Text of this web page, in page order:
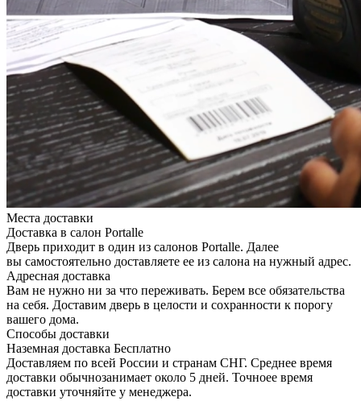
Места доставки
Доставка в салон Portalle
Дверь приходит в один из салонов Portalle. Далее
вы самостоятельно доставляете ее из салона на нужный адрес.
Адресная доставка
Вам не нужно ни за что переживать. Берем все обязательства
на себя. Доставим дверь в целости и сохранности к порогу
вашего дома.
Способы доставки
Наземная доставка Бесплатно
Доставляем по всей России и странам СНГ. Среднее время
доставки обычнозанимает около 5 дней. Точноее время
доставки уточняйте у менеджера.